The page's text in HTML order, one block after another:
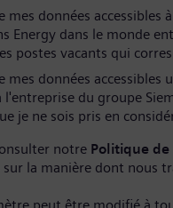
mes données
Energy dans le monde
postes vacants qui
mes données accessibles
l'entreprise du groupe
je ne sois pris en
notre Politique
sur la manière dont nous